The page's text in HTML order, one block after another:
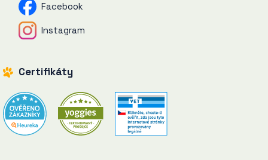
Facebook
Instagram
Certifikáty